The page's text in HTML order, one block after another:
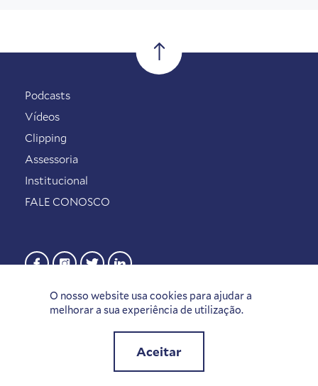
O nosso website usa cookies para ajudar a
melhorar a sua experiência de utilização.
Aceitar
Podcasts
Vídeos
Clipping
Assessoria
Institucional
FALE CONOSCO